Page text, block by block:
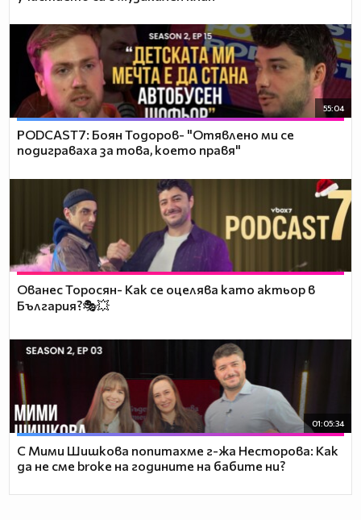
55:04
PODCAST7: ‪Боян Тодоров- "Отявлено ми се
подиграваха за това, което правя"
Ованес Торосян- Как се оцелява като актьор в
България?🎭💥
01:05:34
С Мими Шишкова попитахме г-жа Несторова: Как
да не сме broke на годините на бабите ни?